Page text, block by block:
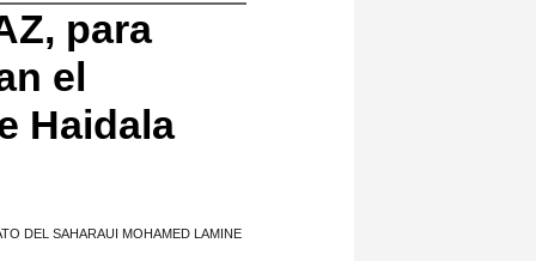
para
el
Haidala
DEL SAHARAUI MOHAMED LAMINE